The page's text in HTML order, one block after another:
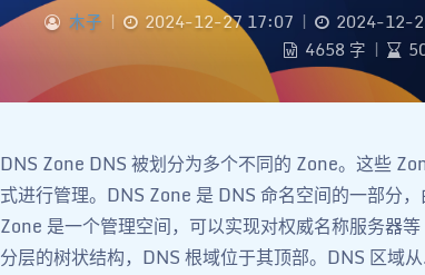
木子 | 2024-12-27 17:07 | 2024-12-
4658 字 |
DNS Zone DNS 被划分为多个不同的 Zone。这些
式进行管理。DNS Zone 是 DNS 命名空间的一部分
Zone 是一个管理空间，可以实现对权威名称服务器
分层的树状结构，DNS 根域位于其顶部。DNS 区域